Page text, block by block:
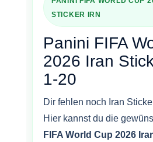
STICKER IRN
Panini FIFA
2026 Iran
1-20
Dir fehlen noch Iran
Hier kannst du die
FIFA World Cup 2026